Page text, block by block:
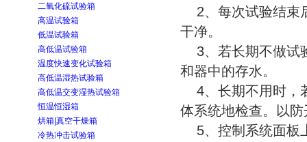
二氧化硫试验箱
高温试验箱
低温试验箱
高低温试验箱
温度快速变化试验箱
高低温湿热试验箱
高低温交变湿热试验箱
恒温恒湿箱
烘箱|真空干燥箱
冷热冲击试验箱
2、每次试验结束
干净。
3、若长期不做试
和器中的存水。
4、长期不用时，
体系统地检查。以
5、控制系统面板